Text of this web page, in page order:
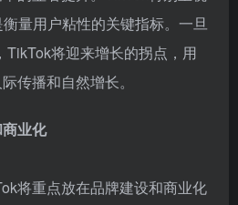
量用户粘性的关键指标。一旦
TikTok将迎来增长的拐点，用
传播和自然增长。
业化
将重点放在品牌建设和商业化